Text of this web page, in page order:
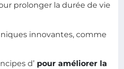
prolonger la durée de vie
innovantes, comme
d’ pour améliorer la